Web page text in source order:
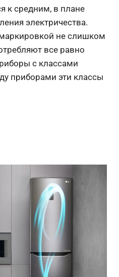
к средним, в плане
электричества.
не слишком
все равно
с классами
приборами эти классы